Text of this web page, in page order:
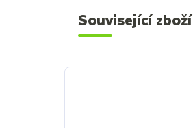
Související zboží